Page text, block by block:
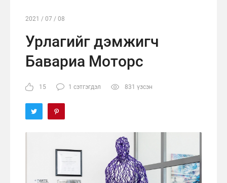
2021 / 07 / 08
Урлагийг дэмжигч
Бавариа Моторс
15 1 сэтгэгдэл 831 үзсэн